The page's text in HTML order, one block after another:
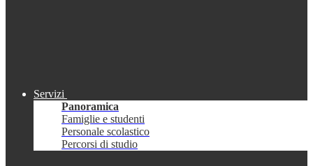
Servizi
Panoramica
Famiglie e studenti
Personale scolastico
Percorsi di studio